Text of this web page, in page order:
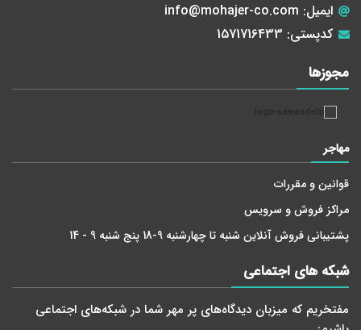
ایمیل: info@mohajer-co.com
کدپستی: 1571716433
مجوز‌ها
مهاجر
قوانین و مقررات
مراکز فروش و سرویس
پشتیبانی فروش آنلاین شنبه تا چهارشنبه 9-18 پنج شنبه 9 - 14
شبکه های اجتماعی
مفتخریم که میزبان دید‌گاه‌های پر مهر شما در شبکه‌های اجتماعی